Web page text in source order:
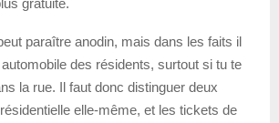
paraître anodin, mais dans les faits il
des résidents, surtout si tu te
la rue. Il faut donc distinguer deux
elle-même, et les tickets de